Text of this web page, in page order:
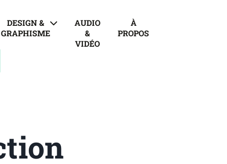
DESIGN &
GRAPHISME
AUDIO
&
VIDÉO
À
PROPOS